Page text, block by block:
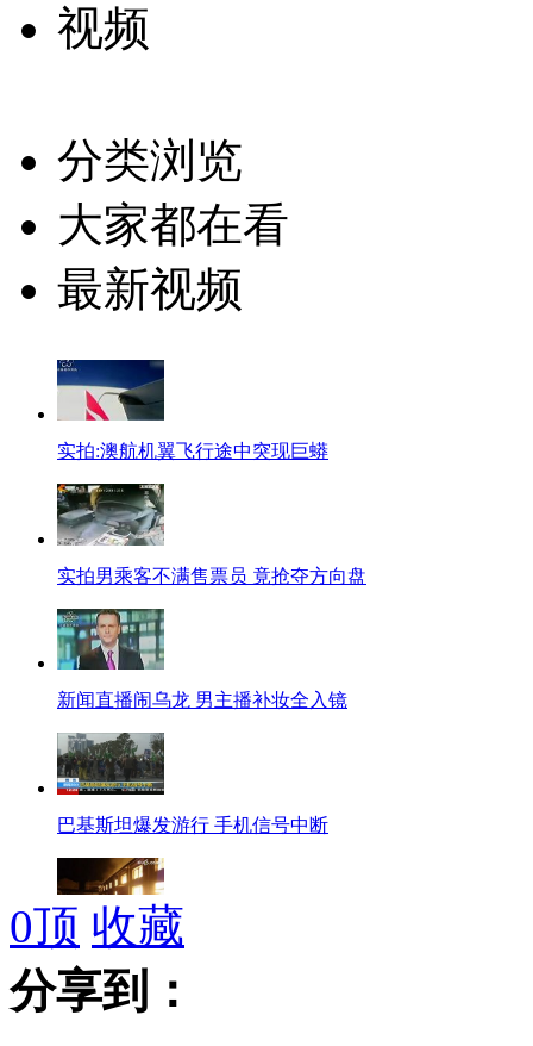
视频
分类浏览
大家都在看
最新视频
实拍:澳航机翼飞行途中突现巨蟒
实拍男乘客不满售票员 竟抢夺方向盘
新闻直播闹乌龙 男主播补妆全入镜
巴基斯坦爆发游行 手机信号中断
拍客：湖南一家具仓库突发大火
0顶 收藏
分享到：